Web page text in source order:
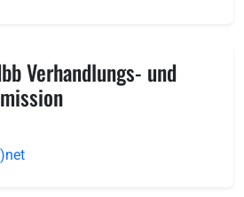
Verhandlungs- und